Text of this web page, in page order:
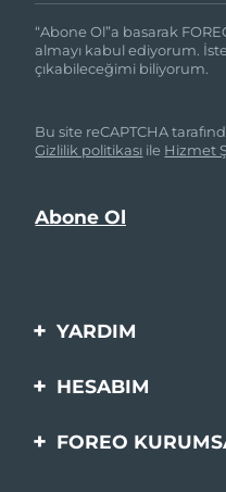
“Abone Ol”a basarak
almayı kabul ediyorum.
çıkabileceğimi biliyorum.
Bu site reCAPTCHA
Gizlilik politikası ile Hizmet
YARDIM
Bi̇zi̇mle İleti̇şi̇me
HESABIM
Ürün Kaydı
FOREO